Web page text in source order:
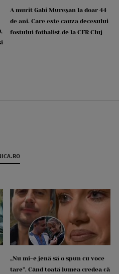
A murit Gabi Mureșan la doar 44
de ani. Care este cauza decesului
fostului fotbalist de la CFR Cluj
„Nu mi-e jenă să o spun cu voce
tare”. Când toată lumea credea că